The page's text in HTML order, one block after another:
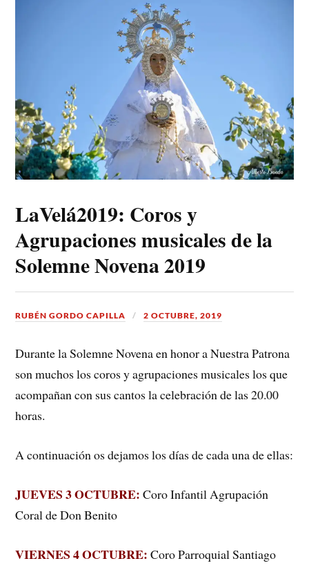
LaVelá2019: Coros y
Agrupaciones musicales de la
Solemne Novena 2019
RUBÉN GORDO CAPILLA 2 OCTUBRE, 2019
Durante la Solemne Novena en honor a Nuestra Patrona
son muchos los coros y agrupaciones musicales los que
acompañan con sus cantos la celebración de las 20.00
horas.
A continuación os dejamos los días de cada una de ellas:
JUEVES 3 OCTUBRE: Coro Infantil Agrupación
Coral de Don Benito
VIERNES 4 OCTUBRE: Coro Parroquial Santiago